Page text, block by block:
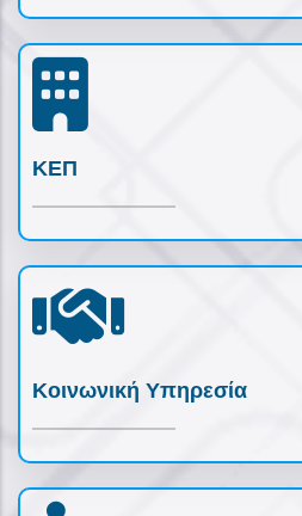
ΚΕΠ
Κοινωνική Υπηρεσία